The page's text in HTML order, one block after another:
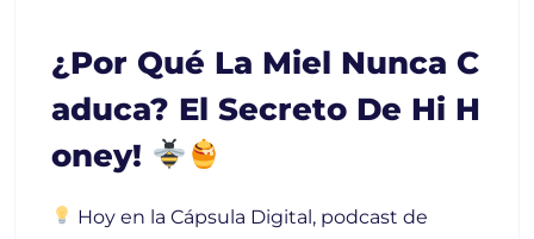
¿Por Qué La Miel Nunca C
Aduca? El Secreto De Hi H
Oney!
Hoy en la Cápsula Digital, podcast de